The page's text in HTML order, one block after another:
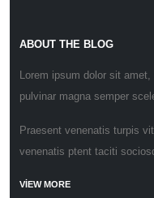
ABOUT THE BLOG
Lorem ipsum dolor sit
pulvinar magna semper
Praesent venenatis turpis
venenatis ptent taciti
VIEW MORE